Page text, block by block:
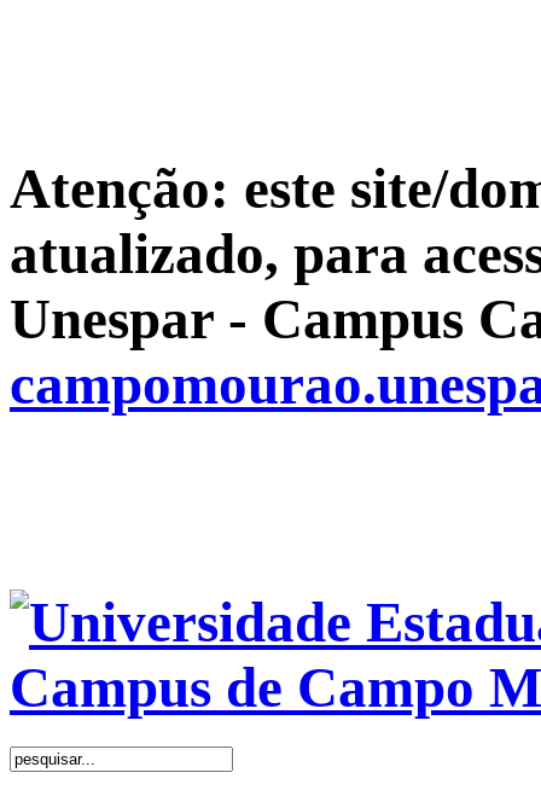
Atenção: este site/
atualizado, para
Unespar - Campus